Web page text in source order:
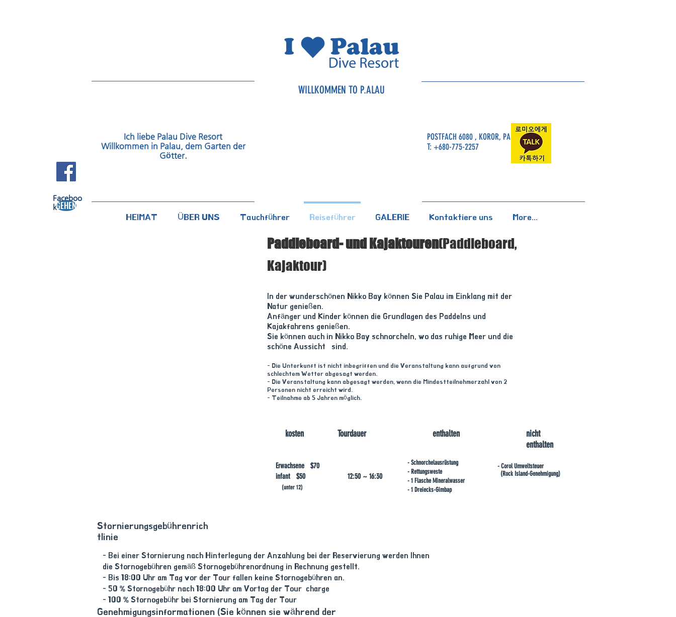
WILLKOMMEN TO P.ALAU
Faceboo
k​GEHEN
Ich liebe Palau Dive Resort
Willkommen in Palau, dem Garten der
Götter.
POSTFACH 6080 , KOROR, PALAU, 96940
T: +680-775-2257
HEIMAT ÜBER UNS Tauchführer Reiseführer GALERIE Kontaktiere uns More...
Paddleboard- und Kajaktouren(Paddleboard,
Kajaktour)
In der wunderschönen Nikko Bay können Sie Palau im Einklang mit der
Natur genießen.
Anfänger und Kinder können die Grundlagen des Paddelns und
Kajakfahrens genießen.
Sie können auch in Nikko Bay schnorcheln, wo das ruhige Meer und die
schöne Aussicht sind.
- Die Unterkunft ist nicht inbegriffen und die Veranstaltung kann aufgrund von
schlechtem Wetter abgesagt werden.
- Die Veranstaltung kann abgesagt werden, wenn die Mindestteilnehmerzahl von 2
Personen nicht erreicht wird.
- Teilnahme ab 5 Jahren möglich.
kosten Tourdauer enthalten
nicht
enthalten
Erwachsene $70
​infant $50
(unter 12)
12:50 ~ 16:30
- Schnorchelausrüstung
- Rettungsweste
- 1 Flasche Mineralwasser
- 1 Dreiecks-Gimbap
- Corol Umweltsteuer
(Rock Island-Genehmigung)
Stornierungsgebührenrich
tlinie
- Bei einer Stornierung nach Hinterlegung der Anzahlung bei der Reservierung werden Ihnen
die Stornogebühren gemäß Stornogebührenordnung in Rechnung gestellt.
- Bis 18:00 Uhr am Tag vor der Tour fallen keine Stornogebühren an.
- 50 % Stornogebühr nach 18:00 Uhr am Vortag der Tour charge
- 100 % Stornogebühr bei Stornierung am Tag der Tour
Genehmigungsinformationen (Sie können sie während der